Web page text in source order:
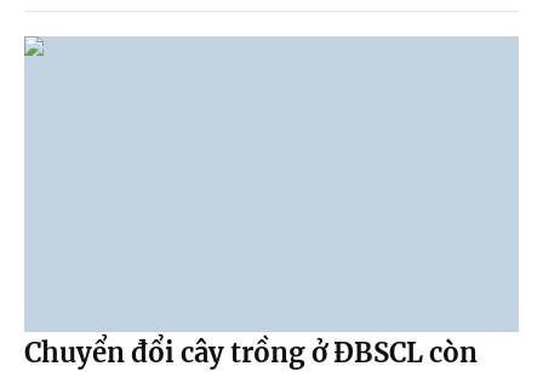
Chuyển đổi cây trồng ở ĐBSCL còn